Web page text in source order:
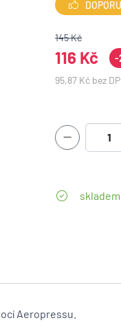
145 Kč
116 Kč
-
95,87 Kč bez
skladem
Aeropressu.